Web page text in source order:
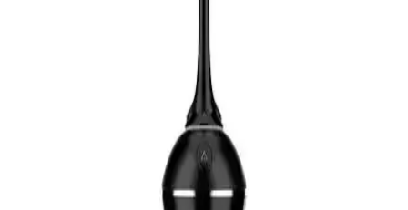
Diş hassasiyetini hafifletmek ve sağlıklı bir gülüşe ulaşmak için
doğru diş macunu seçimi ve düzenli kullanım önemlidir. Uzman
önerileriyle diş sağlığınızı koruyun.
Doğal İçerikli Ferah Ağız Bakım Macunları:
Güvenli ve Doğal Temizlik Deneyimi
Doğal içerikli ağız bakım macunları, kimyasal katkısız formülleriyle
diş ve diş eti sağlığını destekler, ferahlatıcı etkisiyle uzun süre tazelik
sağlar, güvenli ve nazik temizlik sunar.